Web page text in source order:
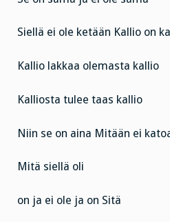
Siellä ei ole ketään Kallio on
Kallio lakkaa olemasta kallio
Kalliosta tulee taas kallio
Niin se on aina Mitään ei
Mitä siellä oli
on ja ei ole ja on Sitä